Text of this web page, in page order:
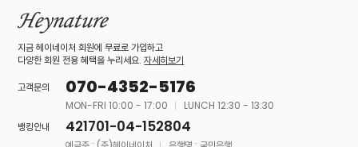
지금 헤이네이처 회원에 무료로 가입하고
다양한 회원 전용 혜택을 누리세요.자세히보기
고객문의
070-4352-5176
MON-FRI 10:00 - 17:00
LUNCH 12:30 - 13:30
뱅킹안내
421701-04-152804